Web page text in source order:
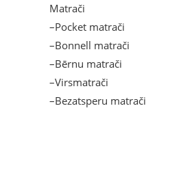
Matrači
–Pocket matrači
–Bonnell matrači
–Bērnu matrači
–Virsmatrači
–Bezatsperu matrači